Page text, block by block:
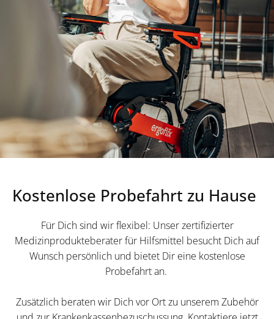
Kostenlose Probefahrt zu Hause
Für Dich sind wir flexibel: Unser zertifizierter
Medizinprodukteberater für Hilfsmittel besucht Dich auf
Wunsch persönlich und bietet Dir eine kostenlose
Probefahrt an.
Zusätzlich beraten wir Dich vor Ort zu unserem Zubehör